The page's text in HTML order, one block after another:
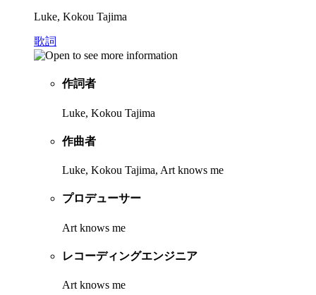
Luke, Kokou Tajima
歌詞
作詞者
Luke, Kokou Tajima
作曲者
Luke, Kokou Tajima, Art knows me
プロデューサー
Art knows me
レコーディングエンジニア
Art knows me